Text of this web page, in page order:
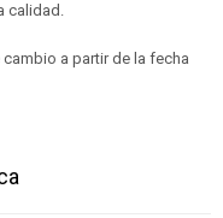
calidad.
a partir de la fecha